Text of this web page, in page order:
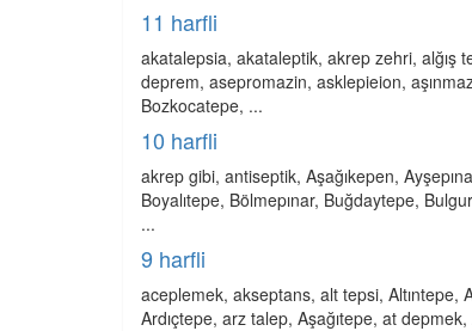
11 harfli
akatalepsia, akataleptik, akrep zehri, alğış
deprem, asepromazin, asklepieion,
Bozkocatepe, ...
10 harfli
akrep gibi, antiseptik, Aşağıkepen,
Boyalıtepe, Bölmepınar, Buğdaytepe,
...
9 harfli
aceplemek, akseptans, alt tepsi,
Ardıçtepe, arz talep, Aşağıtepe, at